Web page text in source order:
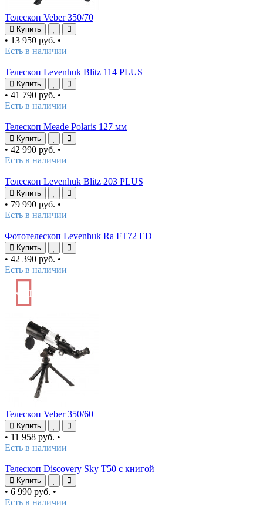
Телескоп Veber 350/70
Купить
• 13 950 руб. •
Есть в наличии
Телескоп Levenhuk Blitz 114 PLUS
Купить
• 41 790 руб. •
Есть в наличии
Телескоп Meade Polaris 127 мм
Купить
• 42 990 руб. •
Есть в наличии
Телескоп Levenhuk Blitz 203 PLUS
Купить
• 79 990 руб. •
Есть в наличии
Фототелескоп Levenhuk Ra FT72 ED
Купить
• 42 390 руб. •
Есть в наличии
ХИТ
Телескоп Veber 350/60
Купить
• 11 958 руб. •
Есть в наличии
Телескоп Discovery Sky T50 с книгой
Купить
• 6 990 руб. •
Есть в наличии